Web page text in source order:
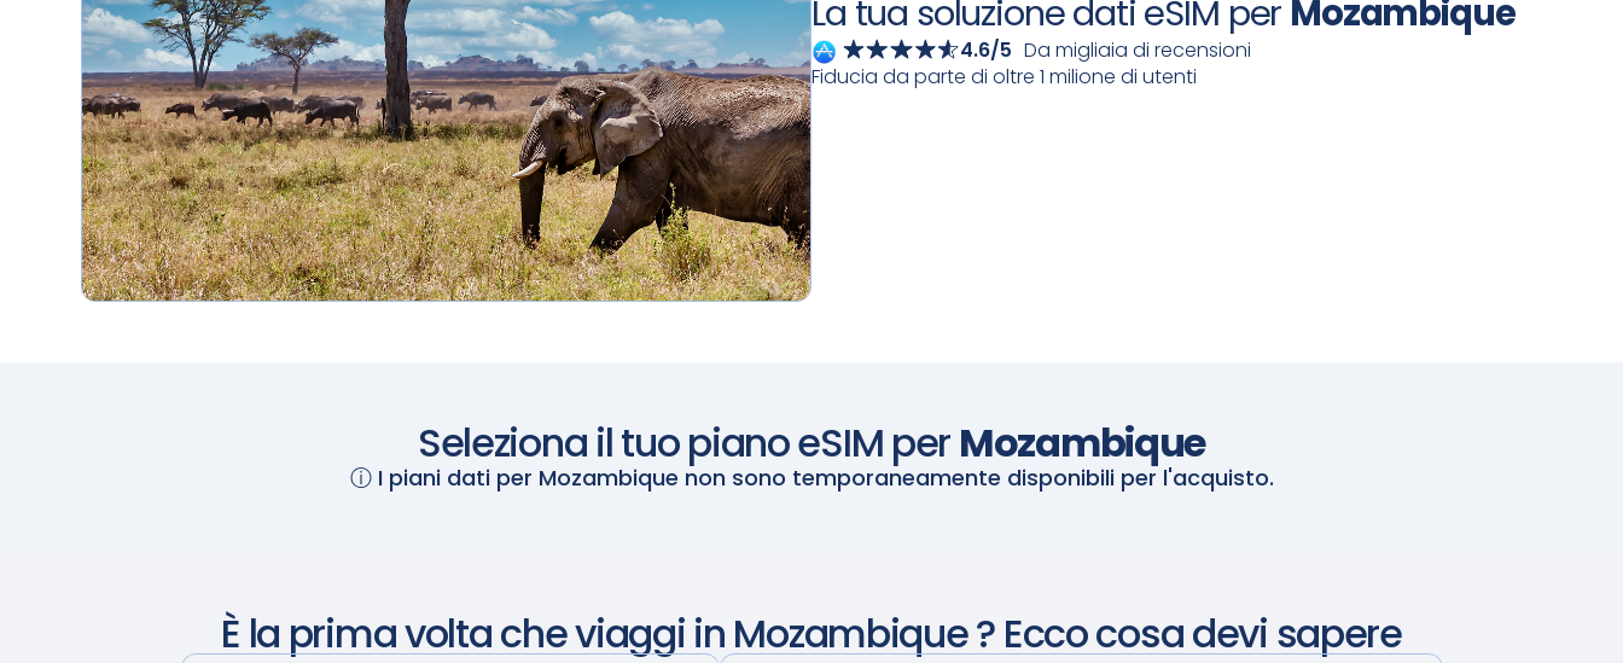
terraferma e il
mare
La tua soluzione dati eSIM per Mozambique
4.6/5 Da migliaia di recensioni
Fiducia da parte di oltre 1 milione di utenti
Seleziona il tuo piano eSIM per Mozambique
ⓘ I piani dati per Mozambique non sono temporaneamente disponibili per l'acquisto.
È la prima volta che viaggi in Mozambique? Ecco cosa devi sapere